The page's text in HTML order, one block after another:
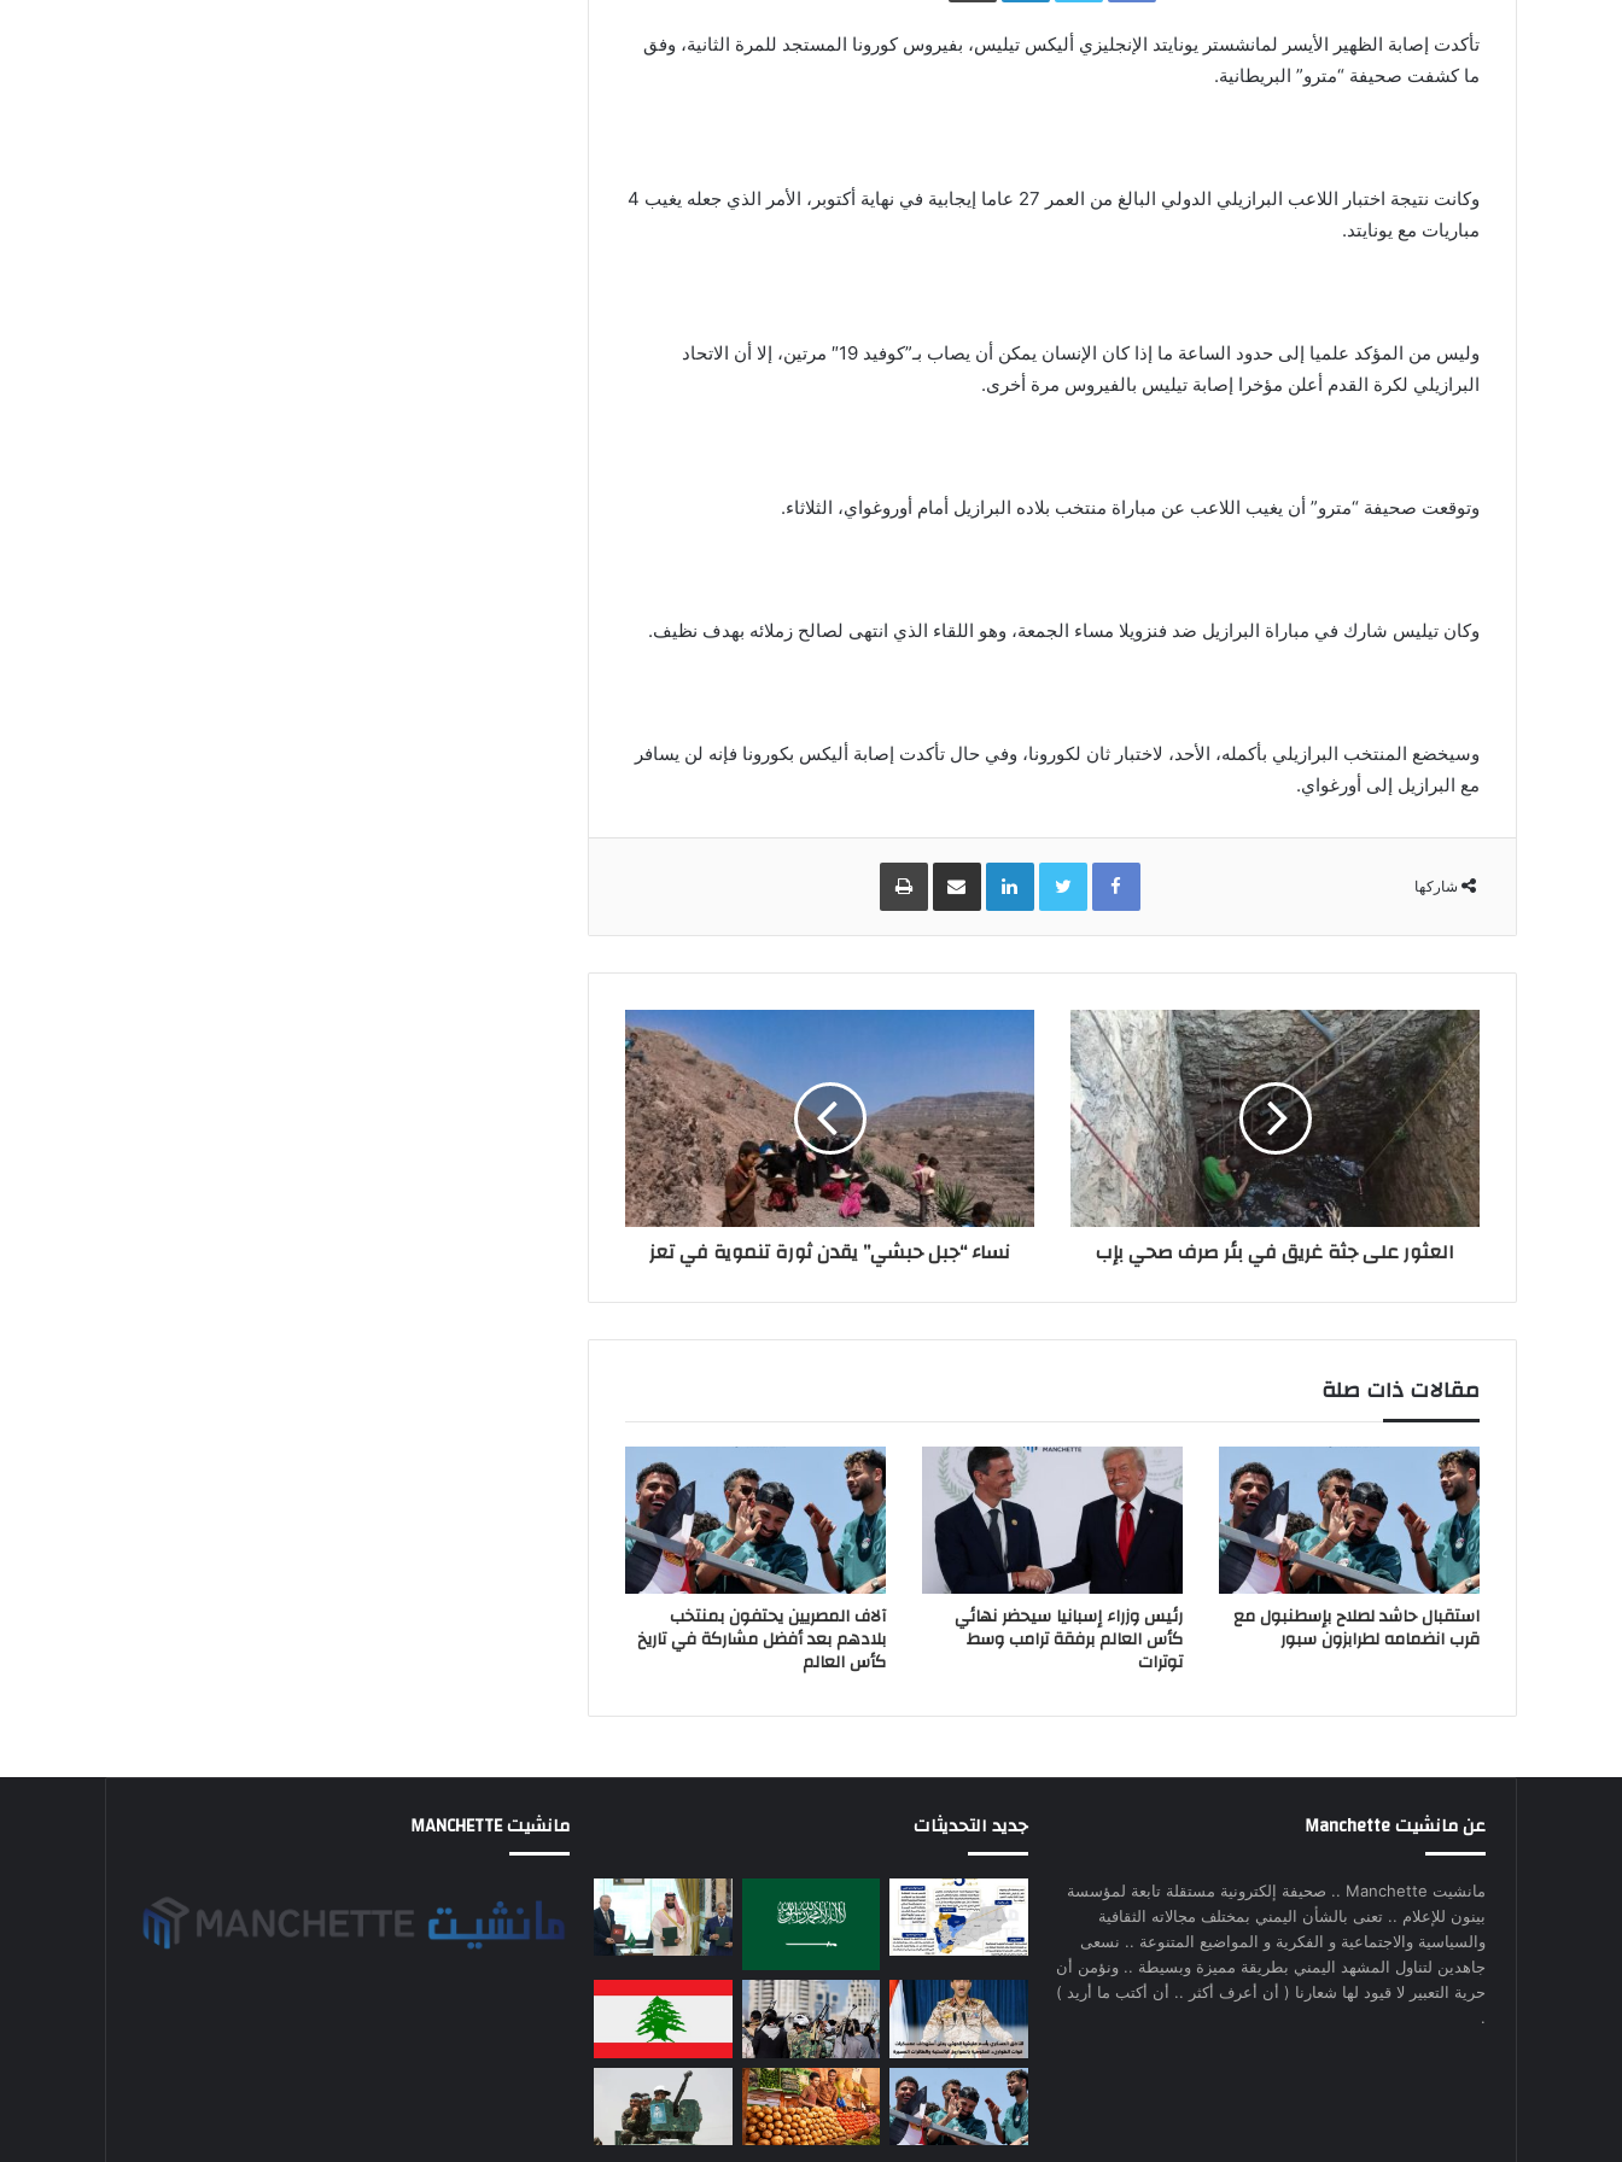
تأكدت إصابة الظهير الأيسر لمانشستر يونايتد الإنجليزي أليكس تيليس، بفيروس كورونا المستجد للمرة الثانية، وفق
ما كشفت صحيفة “مترو” البريطانية.
وكانت نتيجة اختبار اللاعب البرازيلي الدولي البالغ من العمر 27 عاما إيجابية في نهاية أكتوبر، الأمر الذي جعله يغيب 4
مباريات مع يونايتد.
وليس من المؤكد علميا إلى حدود الساعة ما إذا كان الإنسان يمكن أن يصاب بـ”كوفيد 19″ مرتين، إلا أن الاتحاد
البرازيلي لكرة القدم أعلن مؤخرا إصابة تيليس بالفيروس مرة أخرى.
وتوقعت صحيفة “مترو” أن يغيب اللاعب عن مباراة منتخب بلاده البرازيل أمام أوروغواي، الثلاثاء.
وكان تيليس شارك في مباراة البرازيل ضد فنزويلا مساء الجمعة، وهو اللقاء الذي انتهى لصالح زملائه بهدف نظيف.
وسيخضع المنتخب البرازيلي بأكمله، الأحد، لاختبار ثان لكورونا، وفي حال تأكدت إصابة أليكس بكورونا فإنه لن يسافر
مع البرازيل إلى أورغواي.
شاركها
Facebook
Twitter
LinkedInمشاركة عبر البريد طباعة
العثور على جثة غريق في بئر صرف صحي بإب نساء “جبل حبشي” يقدن ثورة تنموية في تعز
مقالات ذات صلة
استقبال حاشد لصلاح بإسطنبول مع
قرب انضمامه لطرابزون سبور
رئيس وزراء إسبانيا سيحضر نهائي
كأس العالم برفقة ترامب وسط
توترات
آلاف المصريين يحتفون بمنتخب
بلادهم بعد أفضل مشاركة في تاريخ
كأس العالم
عن مانشيت Manchette
مانشيت Manchette .. صحيفة إلكترونية مستقلة تابعة لمؤسسة
بينون للإعلام .. تعنى بالشأن اليمني بمختلف مجالاته الثقافية
والسياسية والاجتماعية و الفكرية و المواضيع المتنوعة .. نسعى
جاهدين لتناول المشهد اليمني بطريقة مميزة وبسيطة .. ونؤمن أن
حرية التعبير لا قيود لها شعارنا ( أن أعرف أكثر .. أن أكتب ما أريد )
.
جديد التحديثات مانشيت MANCHETTE